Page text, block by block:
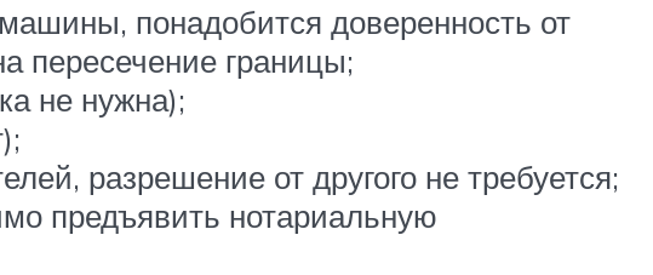
понадобится доверенность от
пересечение границы;
не нужна);
разрешение от другого не требуется;
предъявить нотариальную